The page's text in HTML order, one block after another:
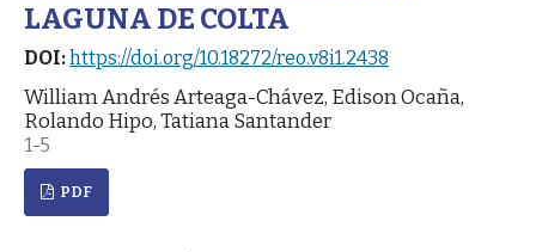
LAGUNA DE COLTA
DOI:https://doi.org/10.18272/reo.v8i1.2438
William Andrés Arteaga-Chávez, Edison Ocaña,
Rolando Hipo, Tatiana Santander
1-5
PDF